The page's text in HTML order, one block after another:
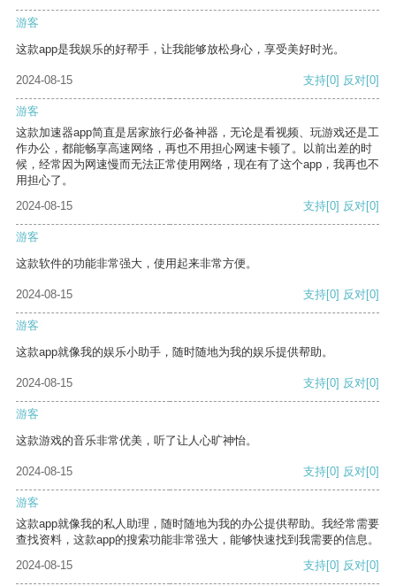
游客
这款app是我娱乐的好帮手，让我能够放松身心，享受美好时光。
2024-08-15 支持[0] 反对[0]
游客
这款加速器app简直是居家旅行必备神器，无论是看视频、玩游戏还是工
作办公，都能畅享高速网络，再也不用担心网速卡顿了。以前出差的时
候，经常因为网速慢而无法正常使用网络，现在有了这个app，我再也不
用担心了。
2024-08-15
支持[0] 反对[0]
游客
这款软件的功能非常强大，使用起来非常方便。
2024-08-15 支持[0] 反对[0]
游客
这款app就像我的娱乐小助手，随时随地为我的娱乐提供帮助。
2024-08-15 支持[0] 反对[0]
游客
这款游戏的音乐非常优美，听了让人心旷神怡。
2024-08-15 支持[0] 反对[0]
游客
这款app就像我的私人助理，随时随地为我的办公提供帮助。我经常需要
查找资料，这款app的搜索功能非常强大，能够快速找到我需要的信息。
2024-08-15
支持[0] 反对[0]